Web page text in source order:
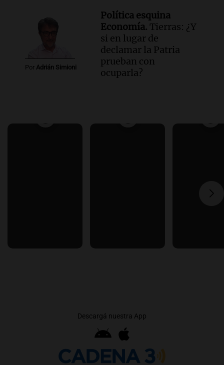
Por Adrián Simioni
Política esquina
Economía. Tierras: ¿Y
si en lugar de
declamar la Patria
prueban con
ocuparla?
Descargá nuestra App